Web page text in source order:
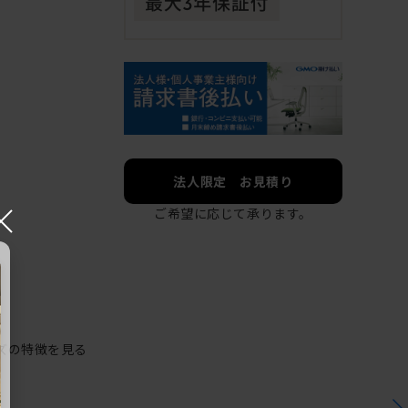
法人限定 お見積り
ご希望に応じて承ります。
の特徴を見る